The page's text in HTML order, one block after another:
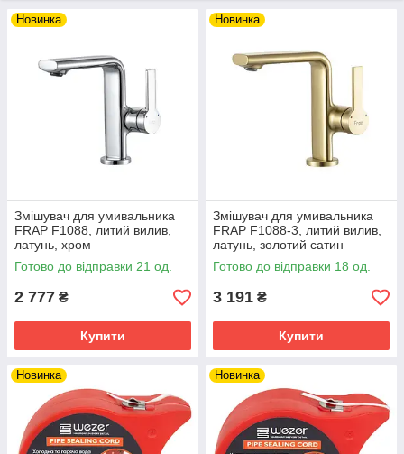
Новинка
Змішувач для умивальника
FRAP F1088, литий вилив,
латунь, хром
Готово до відправки 21 од.
2 777 ₴
Купити
Новинка
Змішувач для умивальника
FRAP F1088-3, литий вилив,
латунь, золотий сатин
Готово до відправки 18 од.
3 191 ₴
Купити
Новинка Новинка